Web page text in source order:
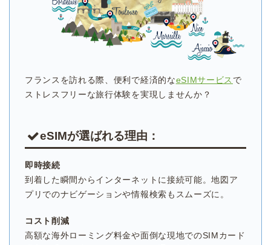
フランスを訪れる際、便利で経済的なeSIMサービス で
ストレスフリーな旅行体験を実現しませんか？
eSIMが選ばれる理由：
即時接続
到着した瞬間からインターネットに接続可能。地図ア
プリでのナビゲーションや情報検索もスムーズに。
コスト削減
高額な海外ローミング料金や面倒な現地でのSIMカード